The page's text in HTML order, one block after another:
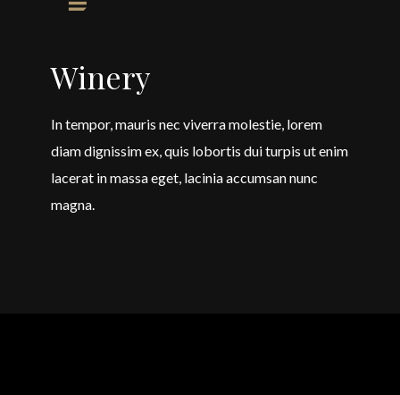
Winery
In tempor, mauris nec viverra molestie, lorem
diam dignissim ex, quis lobortis dui turpis ut enim
lacerat in massa eget, lacinia accumsan nunc
magna.